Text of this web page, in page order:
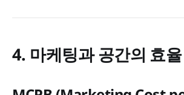
4. 마케팅과 공간의 효율